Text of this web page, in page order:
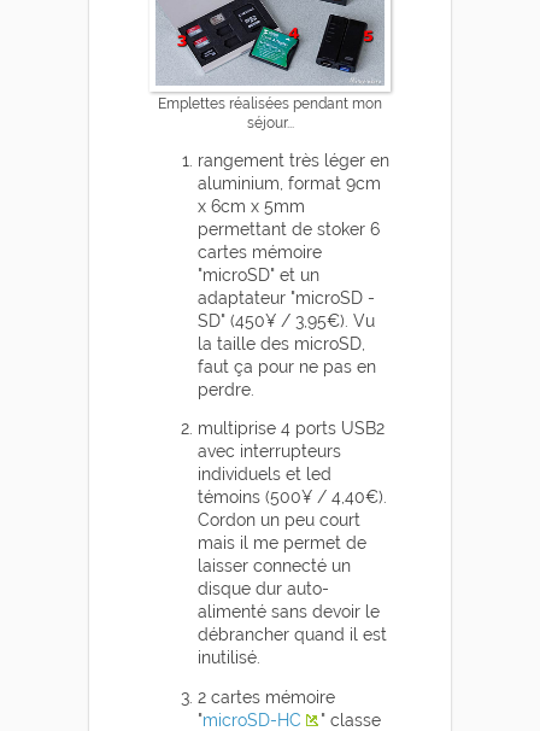
Emplettes réalisées pendant mon
séjour...
rangement très léger en
aluminium, format 9cm
x 6cm x 5mm
permettant de stoker 6
cartes mémoire
"microSD" et un
adaptateur "microSD -
SD" (450¥ / 3,95€). Vu
la taille des microSD,
faut ça pour ne pas en
perdre.
multiprise 4 ports USB2
avec interrupteurs
individuels et led
témoins (500¥ / 4,40€).
Cordon un peu court
mais il me permet de
laisser connecté un
disque dur auto-
alimenté sans devoir le
débrancher quand il est
inutilisé.
2 cartes mémoire
"microSD-HC
" classe